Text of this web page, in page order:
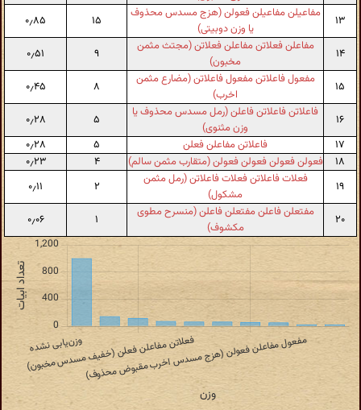
۱۳
مفاعیلن مفاعیلن فعولن (هزج مسدس محذوف
یا وزن دوبیتی)
۱۵ ۰٫۸۵
۱۴
مفاعلن فعلاتن مفاعلن فعلاتن (مجتث مثمن
مخبون)
۹ ۰٫۵۱
۱۵
مفعول فاعلاتن مفعول فاعلاتن (مضارع مثمن
اخرب)
۸ ۰٫۴۵
۱۶
فاعلاتن فاعلاتن فاعلن (رمل مسدس محذوف یا
وزن مثنوی)
۵
۰٫۲۸
۱۷
فاعلاتن مفاعلن فعلن ۵
۰٫۲۸
۱۸
فعولن فعولن فعولن فعولن (متقارب مثمن سالم) ۴
۰٫۲۳
۱۹
فعلات فاعلاتن فعلات فاعلاتن (رمل مثمن
مشکول)
۲ ۰٫۱۱
۲۰
مفتعلن فاعلن مفتعلن فاعلن (منسرح مطوی
مکشوف)
۱ ۰٫۰۶